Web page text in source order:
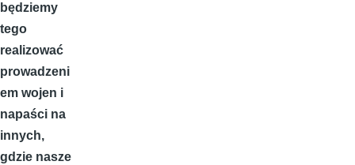
będziemy
tego
realizować
prowadzeni
em wojen i
napaści na
innych,
gdzie nasze